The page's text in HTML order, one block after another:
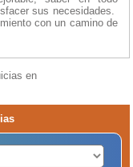
sus necesidades.
con un camino de
en